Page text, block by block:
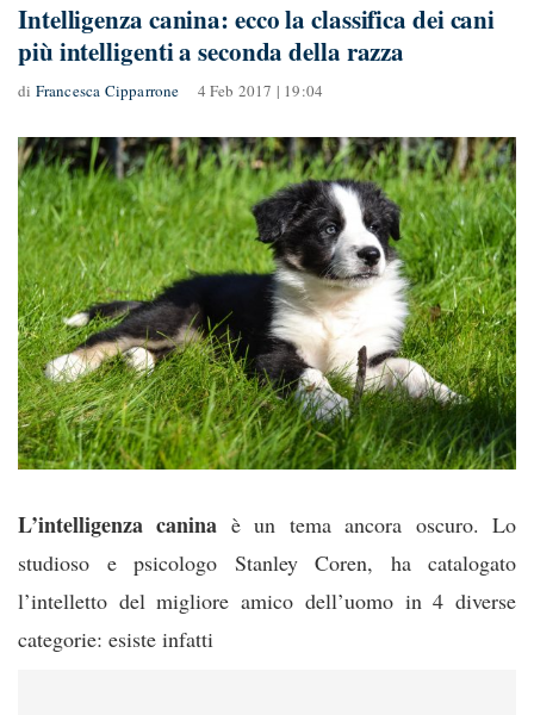
Intelligenza canina: ecco la classifica dei cani
più intelligenti a seconda della razza
di Francesca Cipparrone 4 Feb 2017 | 19:04
L’intelligenza canina è un tema ancora oscuro. Lo
studioso e psicologo Stanley Coren, ha catalogato
l’intelletto del migliore amico dell’uomo in 4 diverse
categorie: esiste infatti